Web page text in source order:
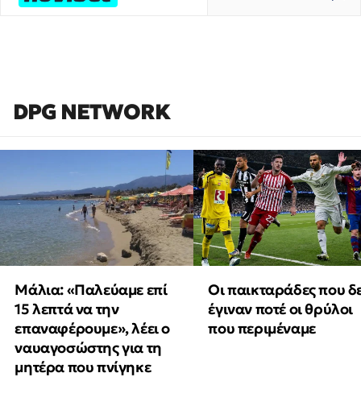
DPG NETWORK
Μάλια: «Παλεύαμε επί
15 λεπτά να την
επαναφέρουμε», λέει ο
ναυαγοσώστης για τη
μητέρα που πνίγηκε
Οι παικταράδες που
έγιναν ποτέ οι θρύλοι
που περιμέναμε